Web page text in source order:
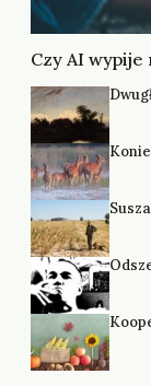
Czy AI wypije